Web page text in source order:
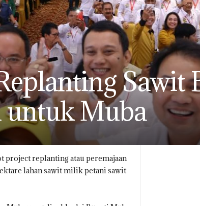
Sawit
untuk Muba
project replanting atau peremajaan
lahan sawit milik petani sawit